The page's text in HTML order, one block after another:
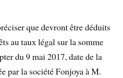
que devront être déduits
au taux légal sur la somme
du 9 mai 2017, date de la
par la société Fonjoya à M.